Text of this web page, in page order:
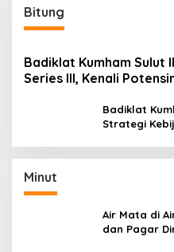
Bitung
Badiklat Kumham Sulut
Series III, Kenali
Badiklat
Strategi
Minut
Air Mata di
dan Pagar